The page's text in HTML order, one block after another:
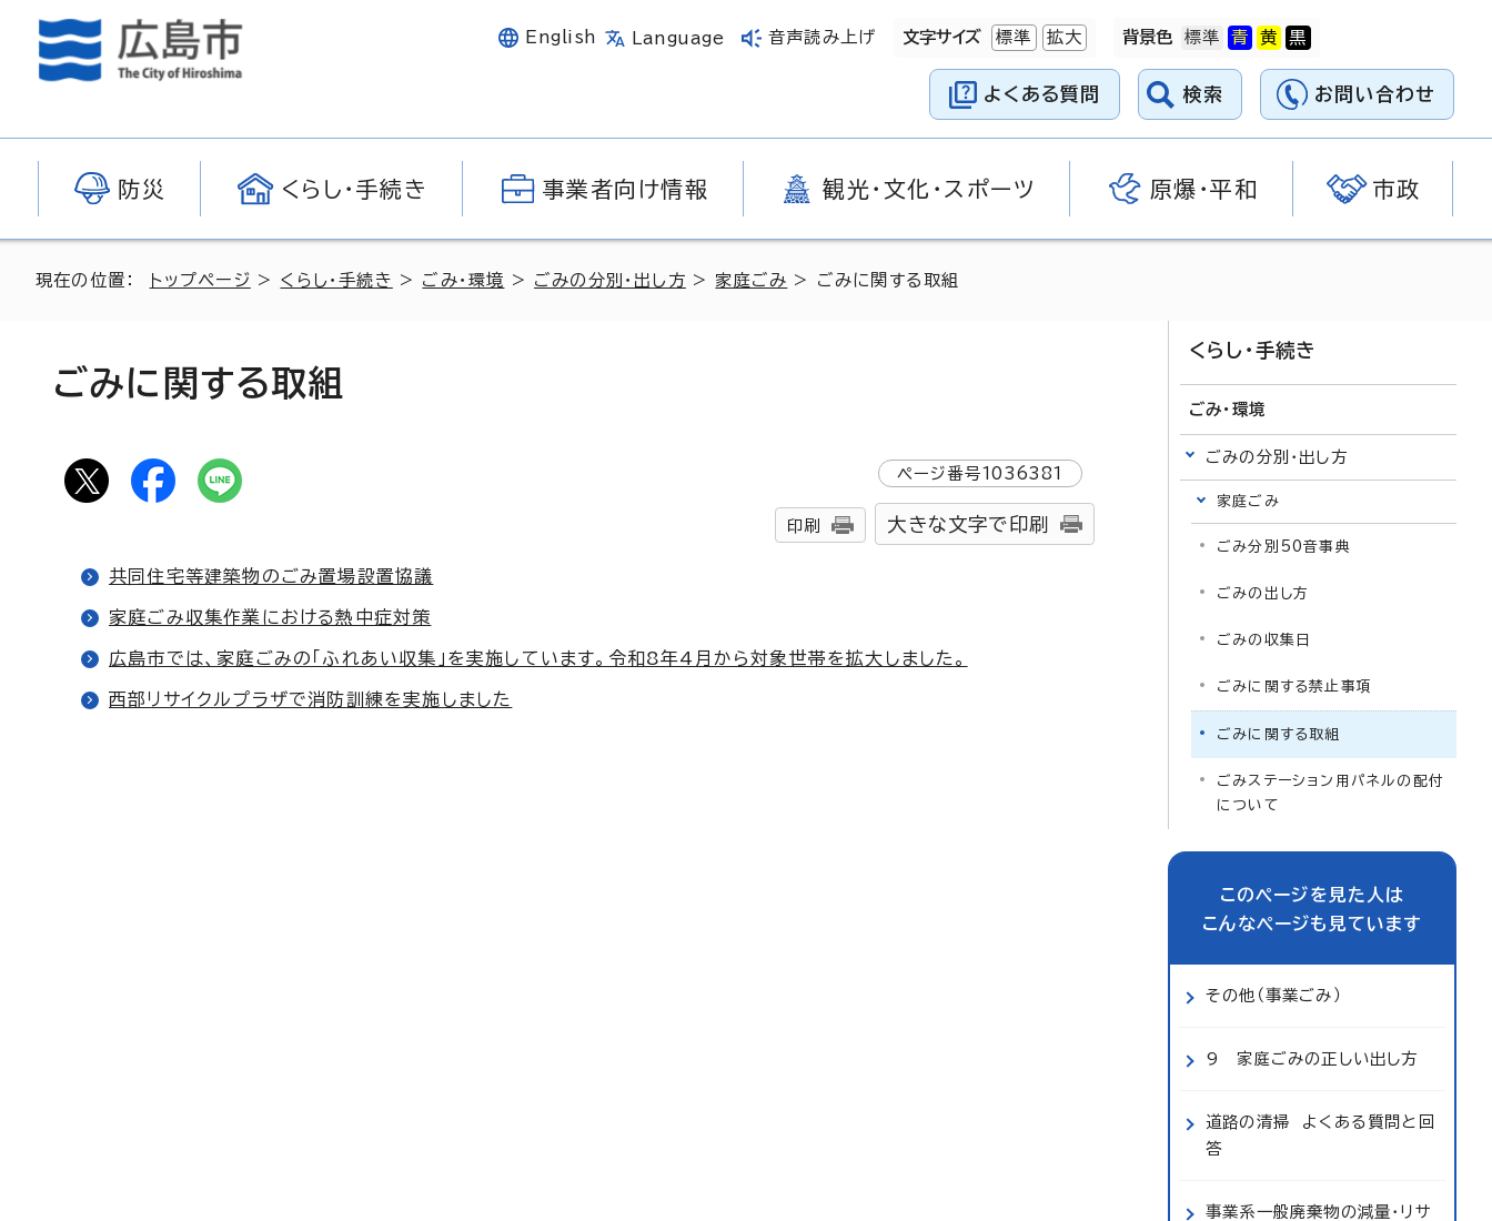
English Language 音声読み上げ 文字サイズ 標準 拡大 背景色
よくある質問 検索 お問い合わせ
防災 くらし・手続き 事業者向け情報 観光・文化・スポーツ 原爆・平和 市政
現在の位置： トップページ > くらし・手続き > ごみ・環境 > ごみの分別・出し方 > 家庭ごみ > ごみに関する取組
ごみに関する取組
ページ番号1036381
印刷 大きな文字で印刷
共同住宅等建築物のごみ置場設置協議
家庭ごみ収集作業における熱中症対策
広島市では、家庭ごみの「ふれあい収集」を実施しています。令和8年4月から対象世帯を拡大しました。
西部リサイクルプラザで消防訓練を実施しました
くらし・手続き
ごみ・環境
ごみの分別・出し方
家庭ごみ
ごみ分別50音事典
ごみの出し方
ごみの収集日
ごみに関する禁止事項
ごみに関する取組
ごみステーション用パネルの配付
について
このページを見た人は
こんなページも見ています
その他（事業ごみ）
9 家庭ごみの正しい出し方
道路の清掃 よくある質問と回
答
事業系一般廃棄物の減量・リサ